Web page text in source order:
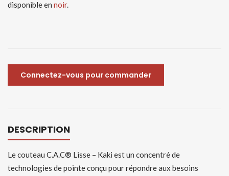
disponible en noir.
Connectez-vous pour commander
DESCRIPTION
Le couteau C.A.C® Lisse – Kaki est un concentré de
technologies de pointe conçu pour répondre aux besoins